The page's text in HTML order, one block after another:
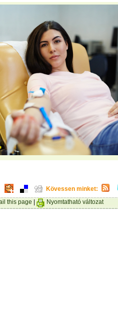
Kövessen minket:
this page| Nyomtatható változat